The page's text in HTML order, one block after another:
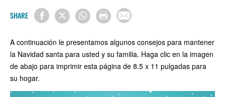
SHARE
A continuación le presentamos algunos consejos para mantener
la Navidad santa para usted y su familia. Haga clic en la imagen
de abajo para imprimir esta página de 8.5 x 11 pulgadas para
su hogar.